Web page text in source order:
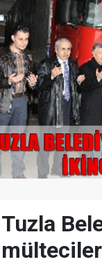
Tuzla